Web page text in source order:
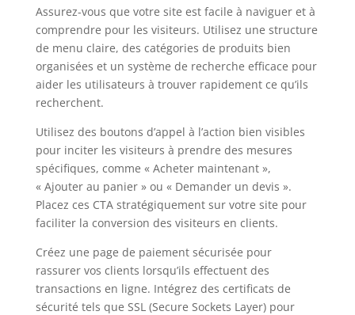
Assurez-vous que votre site est facile à naviguer et à
comprendre pour les visiteurs. Utilisez une structure
de menu claire, des catégories de produits bien
organisées et un système de recherche efficace pour
aider les utilisateurs à trouver rapidement ce qu’ils
recherchent.
Utilisez des boutons d’appel à l’action bien visibles
pour inciter les visiteurs à prendre des mesures
spécifiques, comme « Acheter maintenant »,
« Ajouter au panier » ou « Demander un devis ».
Placez ces CTA stratégiquement sur votre site pour
faciliter la conversion des visiteurs en clients.
Créez une page de paiement sécurisée pour
rassurer vos clients lorsqu’ils effectuent des
transactions en ligne. Intégrez des certificats de
sécurité tels que SSL (Secure Sockets Layer) pour